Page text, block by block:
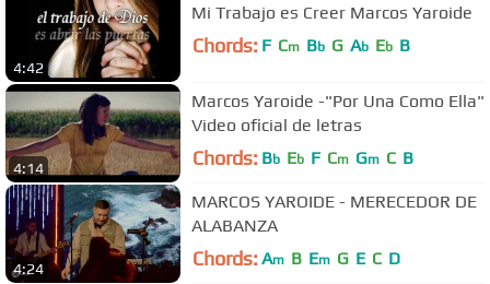
4:42
Mi Trabajo es Creer Marcos Yaroide
Chords: F Cm Bb G Ab Eb B
4:14
Marcos Yaroide -"Por Una Como Ella"
Video oficial de letras
Chords: Bb Eb F Cm Gm C B
4:24
MARCOS YAROIDE - MERECEDOR DE
ALABANZA
Chords: Am B Em G E C D